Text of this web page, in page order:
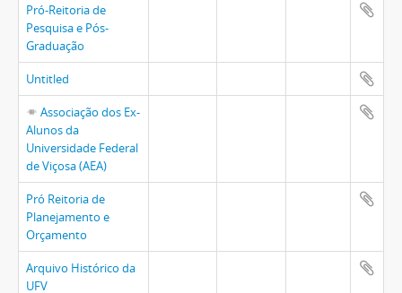
Pró-Reitoria de
Pesquisa e Pós-
Graduação
Untitled
Associação dos Ex-
Alunos da
Universidade Federal
de Viçosa (AEA)
Pró Reitoria de
Planejamento e
Orçamento
Arquivo Histórico da
UFV